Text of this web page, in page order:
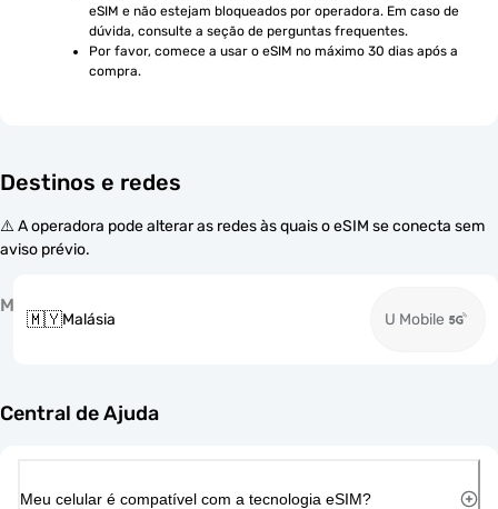
eSIM e não estejam bloqueados por operadora. Em caso de
dúvida, consulte a seção de perguntas frequentes.
Por favor, comece a usar o eSIM no máximo 30 dias após a
compra.
Destinos e redes
⚠️ A operadora pode alterar as redes às quais o eSIM se conecta sem
aviso prévio.
M
🇲🇾Malásia U Mobile
Central de Ajuda
Meu celular é compatível com a tecnologia eSIM?